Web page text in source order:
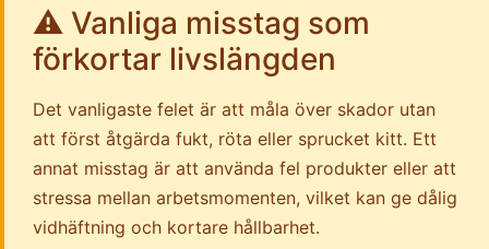
⚠️ Vanliga misstag som
förkortar livslängden
Det vanligaste felet är att måla över skador utan
att först åtgärda fukt, röta eller sprucket kitt. Ett
annat misstag är att använda fel produkter eller att
stressa mellan arbetsmomenten, vilket kan ge dålig
vidhäftning och kortare hållbarhet.